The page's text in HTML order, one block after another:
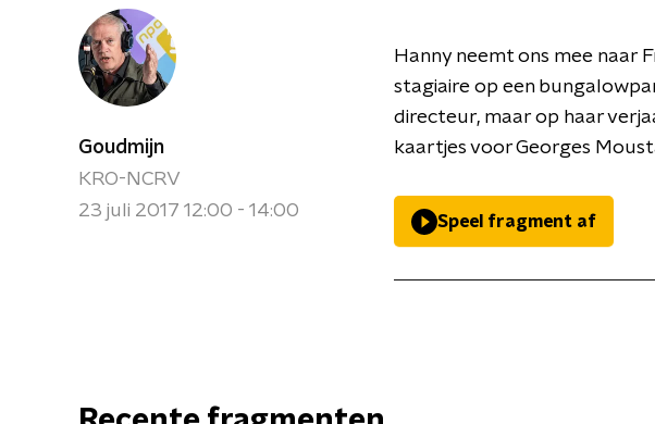
Goudmijn
KRO-NCRV
23 juli 2017 12:00 - 14:00
Hanny neemt ons mee naar
stagiaire op een
directeur, maar op haar
kaartjes voor Georges
Speel fragment af